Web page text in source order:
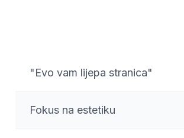
"Evo vam lijepa stranica"
Fokus na estetiku